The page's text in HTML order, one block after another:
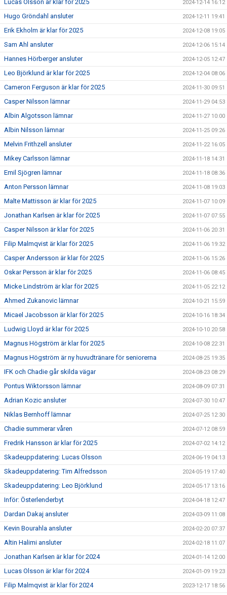
Lucas Olsson är klar för 2025 2024-12-14 16:12
Hugo Gröndahl ansluter 2024-12-11 19:41
Erik Ekholm är klar för 2025 2024-12-08 19:05
Sam Ahl ansluter 2024-12-06 15:14
Hannes Hörberger ansluter 2024-12-05 12:47
Leo Björklund är klar för 2025 2024-12-04 08:06
Cameron Ferguson är klar för 2025 2024-11-30 09:51
Casper Nilsson lämnar 2024-11-29 04:53
Albin Algotsson lämnar 2024-11-27 10:00
Albin Nilsson lämnar 2024-11-25 09:26
Melvin Frithzell ansluter 2024-11-22 16:05
Mikey Carlsson lämnar 2024-11-18 14:31
Emil Sjögren lämnar 2024-11-18 08:36
Anton Persson lämnar 2024-11-08 19:03
Malte Mattisson är klar för 2025 2024-11-07 10:09
Jonathan Karlsen är klar för 2025 2024-11-07 07:55
Casper Nilsson är klar för 2025 2024-11-06 20:31
Filip Malmqvist är klar för 2025 2024-11-06 19:32
Casper Andersson är klar för 2025 2024-11-06 15:26
Oskar Persson är klar för 2025 2024-11-06 08:45
Micke Lindström är klar för 2025 2024-11-05 22:12
Ahmed Zukanovic lämnar 2024-10-21 15:59
Micael Jacobsson är klar för 2025 2024-10-16 18:34
Ludwig Lloyd är klar för 2025 2024-10-10 20:58
Magnus Högström är klar för 2025 2024-10-08 22:31
Magnus Högström är ny huvudtränare för seniorerna 2024-08-25 19:35
IFK och Chadie går skilda vägar 2024-08-23 08:29
Pontus Wiktorsson lämnar 2024-08-09 07:31
Adrian Kozic ansluter 2024-07-30 10:47
Niklas Bernhoff lämnar 2024-07-25 12:30
Chadie summerar våren 2024-07-12 08:59
Fredrik Hansson är klar för 2025 2024-07-02 14:12
Skadeuppdatering: Lucas Olsson 2024-06-19 04:13
Skadeuppdatering: Tim Alfredsson 2024-05-19 17:40
Skadeuppdatering: Leo Björklund 2024-05-17 13:16
Inför: Österlenderbyt 2024-04-18 12:47
Dardan Dakaj ansluter 2024-03-09 11:08
Kevin Bourahla ansluter 2024-02-20 07:37
Altin Halimi ansluter 2024-02-18 11:07
Jonathan Karlsen är klar för 2024 2024-01-14 12:00
Lucas Olsson är klar för 2024 2024-01-09 19:23
Filip Malmqvist är klar för 2024 2023-12-17 18:56